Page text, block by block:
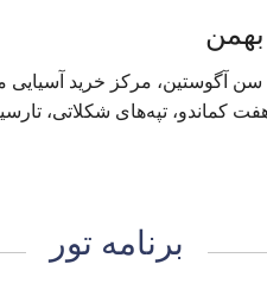
سن آگوستین، مرکز خرید آسیایی
کماندو، تپه‌های شکلاتی،
برنامه تور